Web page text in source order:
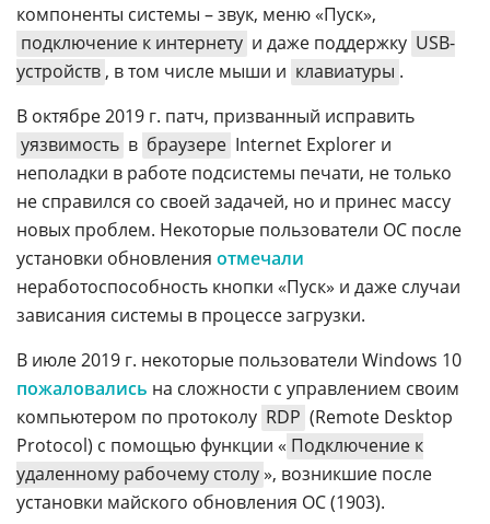
компоненты системы – звук, меню «Пуск»,
подключение к интернету и даже поддержку USB-
устройств , в том числе мыши и клавиатуры .
В октябре 2019 г. патч, призванный исправить
уязвимость в браузере Internet Explorer и
неполадки в работе подсистемы печати, не только
не справился со своей задачей, но и принес массу
новых проблем. Некоторые пользователи ОС после
установки обновления отмечали
неработоспособность кнопки «Пуск» и даже случаи
зависания системы в процессе загрузки.
В июле 2019 г. некоторые пользователи Windows 10
пожаловались на сложности с управлением своим
компьютером по протоколу RDP (Remote Desktop
Protocol) с помощью функции « Подключение к
удаленному рабочему столу», возникшие после
установки майского обновления ОС (1903).